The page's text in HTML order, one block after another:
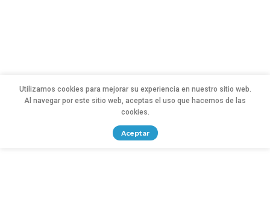
Utilizamos cookies para mejorar su experiencia en nuestro sitio web.
Al navegar por este sitio web, aceptas el uso que hacemos de las
cookies.
Aceptar